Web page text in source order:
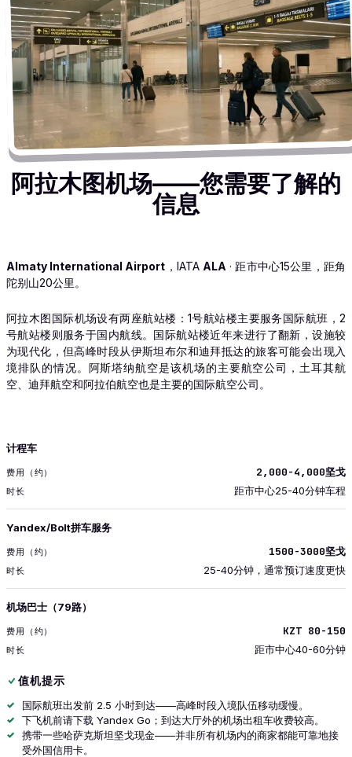
阿拉木图机场——您需要了解的
信息
Almaty International Airport ，IATA ALA · 距市中心15公里，距角
陀别山20公里。
阿拉木图国际机场设有两座航站楼：1号航站楼主要服务国际航班，2
号航站楼则服务于国内航线。国际航站楼近年来进行了翻新，设施较
为现代化，但高峰时段从伊斯坦布尔和迪拜抵达的旅客可能会出现入
境排队的情况。阿斯塔纳航空是该机场的主要航空公司，土耳其航
空、迪拜航空和阿拉伯航空也是主要的国际航空公司。
交通
计程车
2,000-4,000坚戈
距市中心25-40分钟车程
Yandex/Bolt拼车服务
1500-3000坚戈
25-40分钟，通常预订速度更快
机场巴士（79路）
KZT 80-150
距市中心40-60分钟
值机提示
国际航班出发前 2.5 小时到达——高峰时段入境队伍移动缓慢。
下飞机前请下载 Yandex Go；到达大厅外的机场出租车收费较高。
携带一些哈萨克斯坦坚戈现金——并非所有机场内的商家都能可靠地接
受外国信用卡。